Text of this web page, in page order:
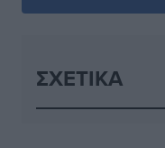
ΣΧΕΤΙΚΆ